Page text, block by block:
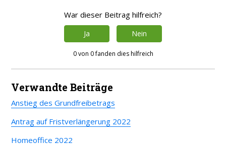
War dieser Beitrag hilfreich?
Ja Nein
0 von 0 fanden dies hilfreich
Verwandte Beiträge
Anstieg des Grundfreibetrags
Antrag auf Fristverlängerung 2022
Homeoffice 2022